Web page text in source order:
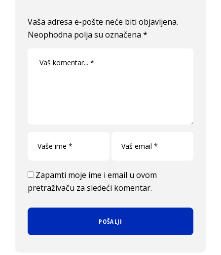
Vaša adresa e-pošte neće biti objavljena.
Neophodna polja su označena*
Zapamti moje ime i email u ovom
pretraživaču za sledeći komentar.